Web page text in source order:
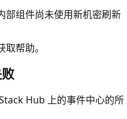
部组件尚未使用新机密刷新
取帮助。
Hub 上的事件中心的所